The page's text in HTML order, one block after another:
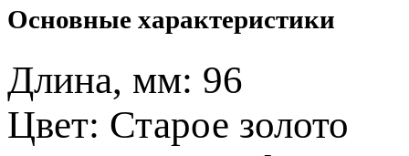
Основные характеристики
Длина, мм: 96
Цвет: Старое золото